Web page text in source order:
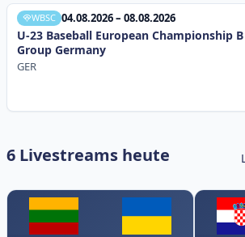
WBSC 04.08.2026 – 08.08.2026
U-23 Baseball European Championship
Group Germany
GER
6 Livestreams heute